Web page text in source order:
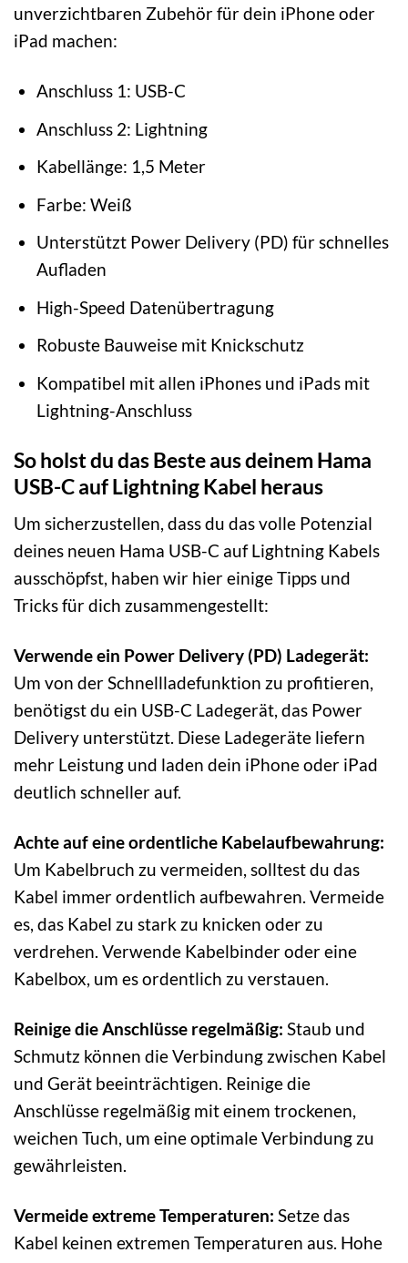
unverzichtbaren Zubehör für dein iPhone oder
iPad machen:
Anschluss 1: USB-C
Anschluss 2: Lightning
Kabellänge: 1,5 Meter
Farbe: Weiß
Unterstützt Power Delivery (PD) für schnelles
Aufladen
High-Speed Datenübertragung
Robuste Bauweise mit Knickschutz
Kompatibel mit allen iPhones und iPads mit
Lightning-Anschluss
So holst du das Beste aus deinem Hama
USB-C auf Lightning Kabel heraus
Um sicherzustellen, dass du das volle Potenzial
deines neuen Hama USB-C auf Lightning Kabels
ausschöpfst, haben wir hier einige Tipps und
Tricks für dich zusammengestellt:
Verwende ein Power Delivery (PD) Ladegerät:
Um von der Schnellladefunktion zu profitieren,
benötigst du ein USB-C Ladegerät, das Power
Delivery unterstützt. Diese Ladegeräte liefern
mehr Leistung und laden dein iPhone oder iPad
deutlich schneller auf.
Achte auf eine ordentliche Kabelaufbewahrung:
Um Kabelbruch zu vermeiden, solltest du das
Kabel immer ordentlich aufbewahren. Vermeide
es, das Kabel zu stark zu knicken oder zu
verdrehen. Verwende Kabelbinder oder eine
Kabelbox, um es ordentlich zu verstauen.
Reinige die Anschlüsse regelmäßig: Staub und
Schmutz können die Verbindung zwischen Kabel
und Gerät beeinträchtigen. Reinige die
Anschlüsse regelmäßig mit einem trockenen,
weichen Tuch, um eine optimale Verbindung zu
gewährleisten.
Vermeide extreme Temperaturen: Setze das
Kabel keinen extremen Temperaturen aus. Hohe